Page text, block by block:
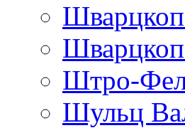
Штро-
Шульц